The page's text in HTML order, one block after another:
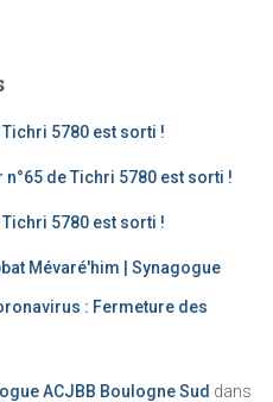
Tichri 5780 est sorti !
n°65 de Tichri 5780 est sorti !
Tichri 5780 est sorti !
Mévaré'him | Synagogue
: Fermeture des
ACJBB Boulogne Sud dans